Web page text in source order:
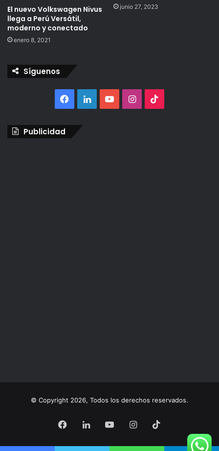
El nuevo Volkswagen Nivus
llega a Perú Versátil,
moderno y conectado
enero 8, 2021
junio 27, 2023
Síguenos
Facebook
LinkedInYouTubeInstagram
Publicidad
© Copyright 2026, Todos los derechos reservados.
Facebook
LinkedInYouTubeInstagram